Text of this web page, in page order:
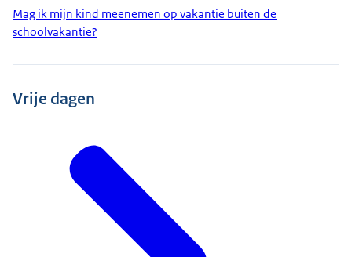
Mag ik mijn kind meenemen op vakantie buiten de
schoolvakantie?
Vrije dagen